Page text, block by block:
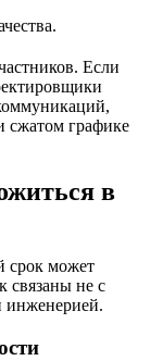
Если
сжатом графике
в
срок может
связаны не с
инженерией.